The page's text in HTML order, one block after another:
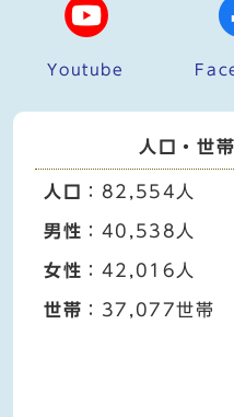
Youtube
人口・世
人口 ：82,554人
男性 ：40,538人
女性 ：42,016人
世帯 ：37,077世帯